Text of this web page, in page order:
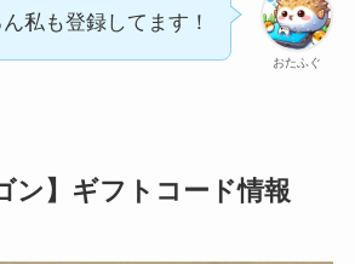
おたふぐ
私も登録してます！
ン】ギフトコード情報